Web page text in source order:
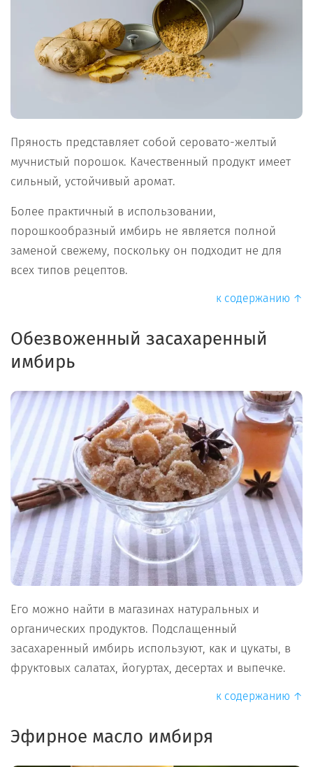
Пряность представляет собой серовато-желтый
мучнистый порошок. Качественный продукт имеет
сильный, устойчивый аромат.
Более практичный в использовании,
порошкообразный имбирь не является полной
заменой свежему, поскольку он подходит не для
всех типов рецептов.
к содержанию ↑
Обезвоженный засахаренный
имбирь
Его можно найти в магазинах натуральных и
органических продуктов. Подслащенный
засахаренный имбирь используют, как и цукаты, в
фруктовых салатах, йогуртах, десертах и выпечке.
к содержанию ↑
Эфирное масло имбиря